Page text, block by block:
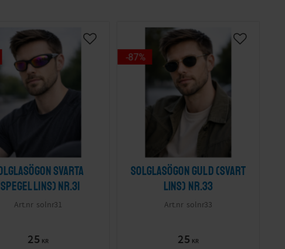
svarta
lins) nr.31
solnr31
25 KR
Solglasögon guld (svart
lins) nr.33
solnr33
25 KR
87%